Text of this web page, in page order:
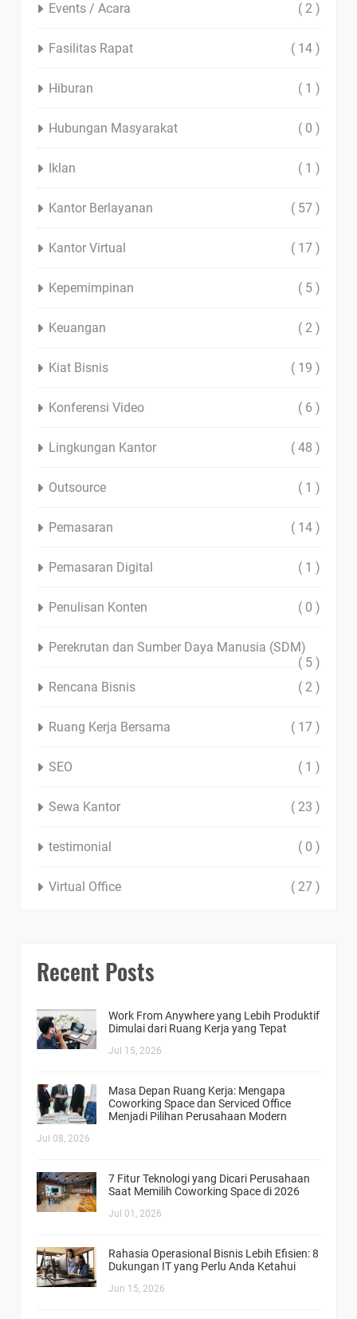
Events / Acara ( 2 )
Fasilitas Rapat ( 14 )
Hiburan ( 1 )
Hubungan Masyarakat ( 0 )
Iklan ( 1 )
Kantor Berlayanan ( 57 )
Kantor Virtual ( 17 )
Kepemimpinan ( 5 )
Keuangan ( 2 )
Kiat Bisnis ( 19 )
Konferensi Video ( 6 )
Lingkungan Kantor ( 48 )
Outsource ( 1 )
Pemasaran ( 14 )
Pemasaran Digital ( 1 )
Penulisan Konten ( 0 )
Perekrutan dan Sumber Daya Manusia (SDM)
( 5 )
Rencana Bisnis
( 2 )
Ruang Kerja Bersama ( 17 )
SEO ( 1 )
Sewa Kantor ( 23 )
testimonial ( 0 )
Virtual Office ( 27 )
Recent Posts
Work From Anywhere yang Lebih Produktif
Dimulai dari Ruang Kerja yang Tepat
Jul 15, 2026
Masa Depan Ruang Kerja: Mengapa
Coworking Space dan Serviced Office
Menjadi Pilihan Perusahaan Modern
Jul 08, 2026
7 Fitur Teknologi yang Dicari Perusahaan
Saat Memilih Coworking Space di 2026
Jul 01, 2026
Rahasia Operasional Bisnis Lebih Efisien: 8
Dukungan IT yang Perlu Anda Ketahui
Jun 15, 2026